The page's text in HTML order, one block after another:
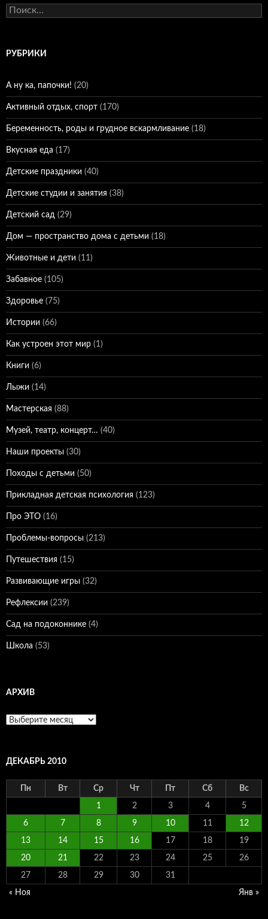
Найти:
РУБРИКИ
А ну ка, папочки! (20)
Активный отдых, спорт (170)
Беременность, роды и грудное вскармливание (18)
Вкусная еда (17)
Детские праздники (40)
Детские студии и занятия (38)
Детский сад (29)
Дом — пространство дома с детьми (18)
Животные и дети (11)
Забавное (105)
Здоровье (75)
Истории (66)
Как устроен этот мир (1)
Книги (6)
Лыжи (14)
Мастерская (88)
Музей, театр, концерт… (40)
Наши проекты (30)
Походы с детьми (50)
Прикладная детская психология (123)
Про ЭТО (16)
Проблемы-вопросы (213)
Путешествия (15)
Развивающие игры (32)
Рефлексии (239)
Сад на подоконнике (4)
Школа (53)
АРХИВ
Архив
ДЕКАБРЬ 2010
Пн Вт Ср Чт Пт Сб Вс
1 2 3 4 5
6 7 8 9 10 11 12
13 14 15 16 17 18 19
20 21 22 23 24 25 26
27 28 29 30 31
« Ноя Янв »